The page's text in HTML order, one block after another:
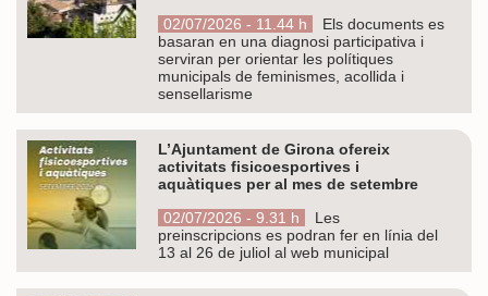
02/07/2026 - 11.44 h
Els documents es
basaran en una diagnosi participativa i
serviran per orientar les polítiques
municipals de feminismes, acollida i
sensellarisme
L’Ajuntament de Girona ofereix
activitats fisicoesportives i
aquàtiques per al mes de setembre
02/07/2026 - 9.31 h
Les
preinscripcions es podran fer en línia del
13 al 26 de juliol al web municipal